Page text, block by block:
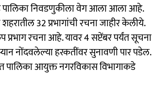
निवडणुकीला वेग आला आला आहे.
32 प्रभागांची रचना जाहीर केलीये.
रचना आहे. यावर 4 सप्टेंबर पर्यंत सूचना
नोंदवलेल्या हरकतींवर सुनावणी पार पडेल.
पालिका आयुक्त नगरविकास विभागाकडे